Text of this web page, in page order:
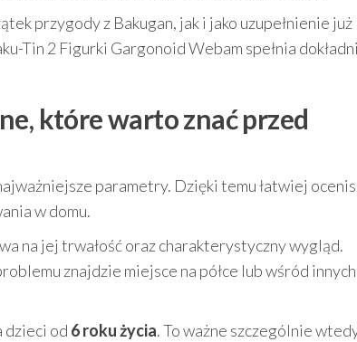
przygody z Bakugan, jak i jako uzupełnienie już
Tin 2 Figurki Gargonoid Webam spełnia
które warto znać przed
parametry. Dzięki temu łatwiej
w domu.
na jej trwałość oraz charakterystyczny wygląd.
znajdzie miejsce na półce lub wśród innych
dzieci od 6 roku życia. To ważne szczególnie